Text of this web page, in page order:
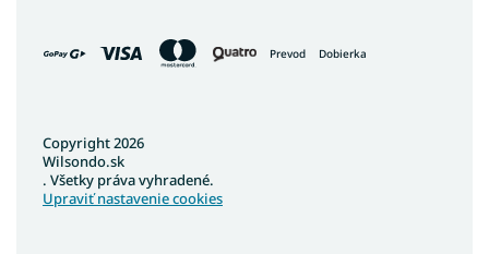
Prevod Dobierka
Copyright 2026
Wilsondo.sk
. Všetky práva vyhradené.
Upraviť nastavenie cookies